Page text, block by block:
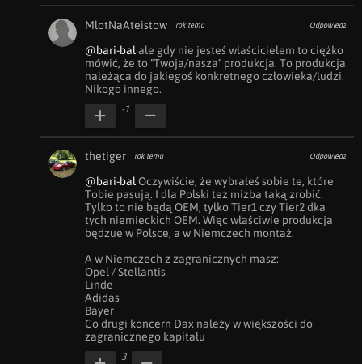
MlotNaAteistow rok temu Odpowiedz
@bari-bal ale gdy nie jesteś właścicielem to ciężko
mówić, że to "Twoja/nasza" produkcja. To produkcja
należąca do jakiegoś konkretnego człowieka/ludzi.
Nikogo innego.
-1
thetiger rok temu Odpowiedz
@bari-bal Oczywiście, że wybrałeś sobie te, które
Tobie pasują. I dla Polski też miżba taką zrobić.
Tylko to nie będą OEM, tylko Tier1 czy Tier2 dka
tych niemieckich OEM. Więc właściwie produkcja
będzue w Polsce, a w Niemczech montaż.
A w Niemczech z zagranicznych masz:
Opel / Stellantis
Linde
Adidas
Bayer
Co drugi koncern Dax należy w większości do
zagranicznego kapitału
3